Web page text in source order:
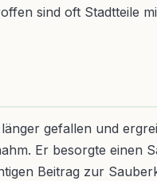
sind oft Stadtteile
gefallen und
Er besorgte einen
Beitrag zur